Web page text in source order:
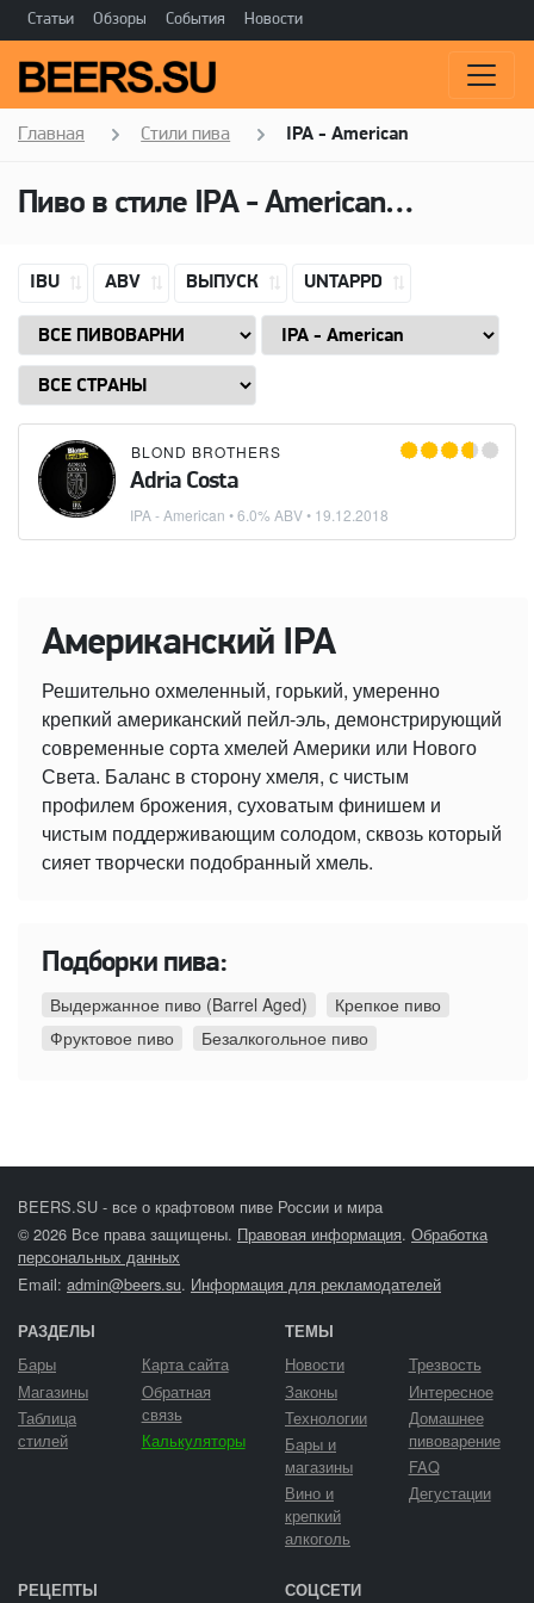
Статьи Обзоры События Новости
Главная Стили пива IPA - American
Пиво в стиле IPA - American
IBU ABV ВЫПУСК UNTAPPD
BLOND BROTHERS
Adria Costa
IPA - American • 6.0% ABV • 19.12.2018
Американский IPA
Решительно охмеленный, горький, умеренно
крепкий американский пейл-эль, демонстрирующий
современные сорта хмелей Америки или Нового
Света. Баланс в сторону хмеля, с чистым
профилем брожения, суховатым финишем и
чистым поддерживающим солодом, сквозь который
сияет творчески подобранный хмель.
Подборки пива:
Выдержанное пиво (Barrel Aged)
Крепкое пиво
Фруктовое пиво
Безалкогольное пиво
BEERS.SU - все о крафтовом пиве России и мира
© 2026 Все права защищены. Правовая информация. Обработка
персональных данных
Email: admin@beers.su. Информация для рекламодателей
РАЗДЕЛЫ
Бары
Магазины
Таблица
стилей
Карта сайта
Обратная
связь
Калькуляторы
ТЕМЫ
Новости
Законы
Технологии
Бары и
магазины
Вино и
крепкий
алкоголь
Трезвость
Интересное
Домашнее
пивоварение
FAQ
Дегустации
РЕЦЕПТЫ СОЦСЕТИ